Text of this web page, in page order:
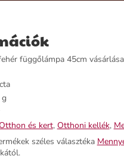
függőlámpa 45cm
és kert, Otthoni kellék,
széles választéka